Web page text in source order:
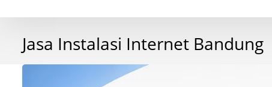
Jasa Instalasi Internet Bandung